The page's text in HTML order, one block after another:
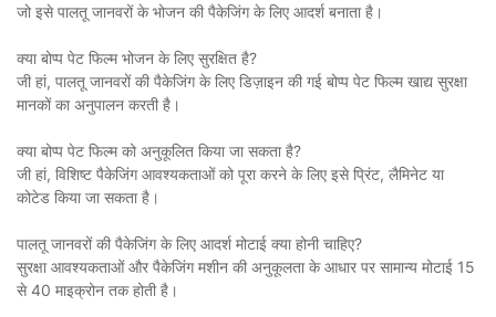
जो इसे पालतू जानवरों के भोजन की पैकेजिंग के लिए आदर्श बनाता है।
क्या बोप्प पेट फिल्म भोजन के लिए सुरक्षित है?
जी हां, पालतू जानवरों की पैकेजिंग के लिए डिज़ाइन की गई बोप्प पेट फिल्म खाद्य सुरक्षा
मानकों का अनुपालन करती है।
क्या बोप्प पेट फिल्म को अनुकूलित किया जा सकता है?
जी हां, विशिष्ट पैकेजिंग आवश्यकताओं को पूरा करने के लिए इसे प्रिंट, लैमिनेट या
कोटेड किया जा सकता है।
पालतू जानवरों की पैकेजिंग के लिए आदर्श मोटाई क्या होनी चाहिए?
सुरक्षा आवश्यकताओं और पैकेजिंग मशीन की अनुकूलता के आधार पर सामान्य मोटाई 15
से 40 माइक्रोन तक होती है।